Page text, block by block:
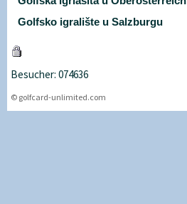
Golfsko igralište u Salzburgu
Besucher: 074636
© golfcard-unlimited.com